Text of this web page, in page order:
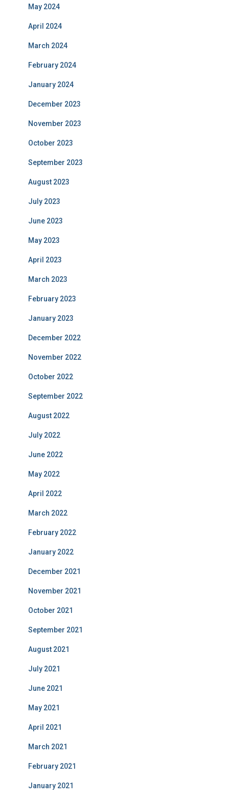
May 2024
April 2024
March 2024
February 2024
January 2024
December 2023
November 2023
October 2023
September 2023
August 2023
July 2023
June 2023
May 2023
April 2023
March 2023
February 2023
January 2023
December 2022
November 2022
October 2022
September 2022
August 2022
July 2022
June 2022
May 2022
April 2022
March 2022
February 2022
January 2022
December 2021
November 2021
October 2021
September 2021
August 2021
July 2021
June 2021
May 2021
April 2021
March 2021
February 2021
January 2021